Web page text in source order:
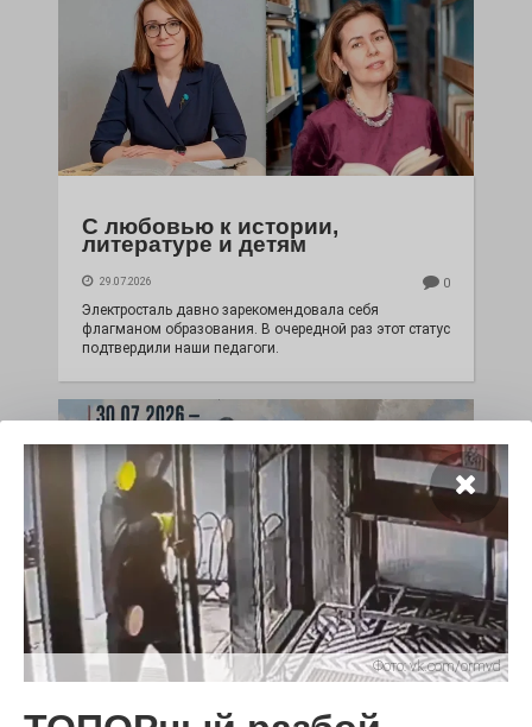
С любовью к истории,
литературе и детям
29.07.2026 0
Электросталь давно зарекомендовала себя
флагманом образования. В очередной раз этот статус
подтвердили наши педагоги.
Чувство Родины — одно на
всех
28.07.2026
Фото:vk.com/ormvd